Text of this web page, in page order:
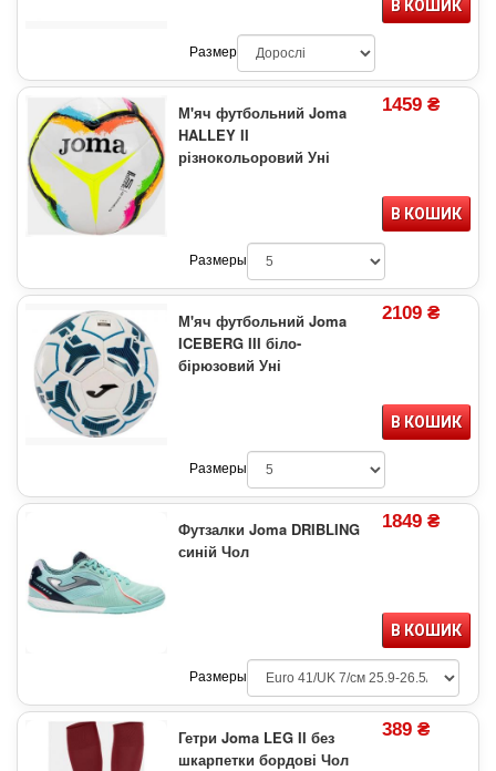
В КОШИК
Размер
М'яч футбольний Joma
HALLEY II
різнокольоровий Уні
1459 ₴
В КОШИК
Размеры
М'яч футбольний Joma
ICEBERG III біло-
бірюзовий Уні
2109 ₴
В КОШИК
Размеры
Футзалки Joma DRIBLING
синій Чол
1849 ₴
В КОШИК
Размеры
Гетри Joma LEG II без
шкарпетки бордові Чол
389 ₴